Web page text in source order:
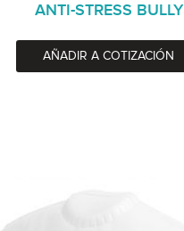
ANTI-STRESS BULLY
AÑADIR A COTIZACIÓN